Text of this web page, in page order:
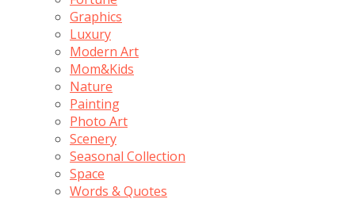
Graphics
Luxury
Modern Art
Mom&Kids
Nature
Painting
Photo Art
Scenery
Seasonal Collection
Space
Words & Quotes